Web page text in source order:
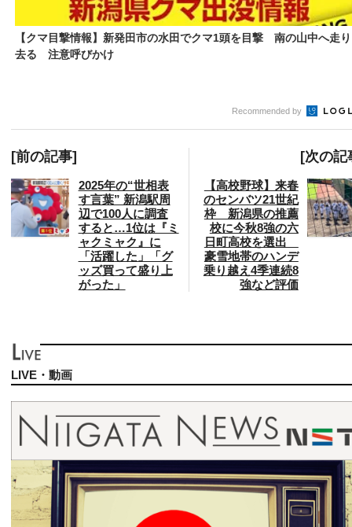
【クマ目撃情報】新発田市の水田でクマ1頭を目撃 南の山中へ走り
去る 注意呼びかけ
Recommended by
[前の記事]
2025年の“世相表
す言葉” 新潟駅周
辺で100人に調査
すると…1位は『ミ
ャクミャク』に
「活躍した」「グ
ッズ買って盛り上
がった」
[次の記
【高校野球】来春
のセンバツ21世紀
枠 新潟県の推薦
校に今秋8強の六
日町高校を選出
豪雪地帯のハンデ
乗り越え4季連続8
強など評価
LIVE・動画